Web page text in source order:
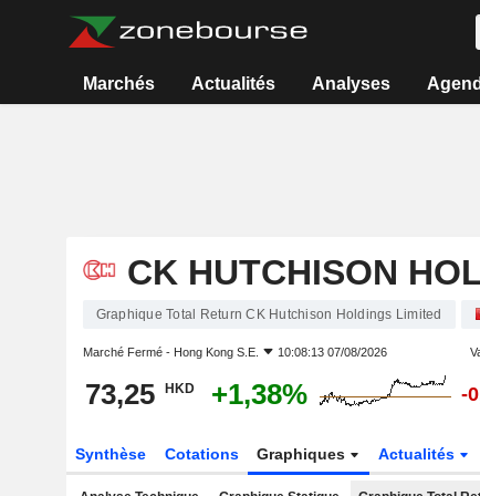
Marchés Actualités Analyses
CK HUTCHISON
Graphique Total Return CK Hutchison Holdings Limited
Marché Fermé - Hong Kong S.E. 10:08:13 07/08/2026
73,25 HKD +1,38% -
Synthèse Cotations Graphiques Actualités